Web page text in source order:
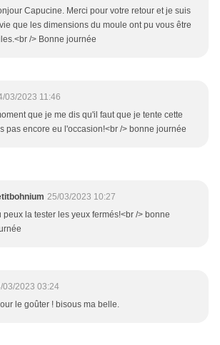
Capucine. Merci pour votre retour et je suis
que les dimensions du moule ont pu vous être
/> Bonne journée
03/2023 11:46
que je me dis qu'il faut que je tente cette
pas encore eu l'occasion!<br /> bonne journée
25/03/2023 10:27
peux la tester les yeux fermés!<br /> bonne
03/2023 03:24
le goûter ! bisous ma belle.